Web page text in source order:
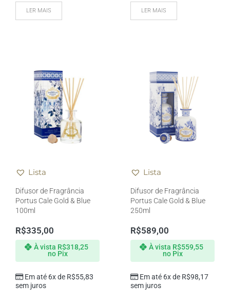
LER MAIS LER MAIS
Lista
Difusor de Fragrância
Portus Cale Gold & Blue
100ml
R$335,00
Em até 6x de R$55,83
sem juros
À vista R$318,25
no Pix
Lista
Difusor de Fragrância
Portus Cale Gold & Blue
250ml
R$589,00
Em até 6x de R$98,17
sem juros
À vista R$559,55
no Pix